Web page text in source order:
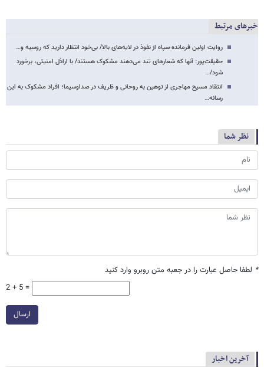
خبرهای مرتبط
روایت اولین فرمانده سپاه از نفوذ در لایه‌های بالا/ بی‌خود انتظار دارید که روسیه و…
حقیقت‌پور: آنها که شعارهای تند می‌دهند مشکوک‌ هستند/ با اراذل امنیتی، برخورد
شود/…
انتقاد مسیح مهاجری از توهین به روحانی و ظریف در صداوسیما؛ افراد مشکوک به این
رسانه…
نظر شما
* لطفا حاصل عبارت را در جعبه متن روبرو وارد کنید
2 + 5 =
ارسال
آخرین اخبار